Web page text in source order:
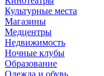
Культурные места
Магазины
Медцентры
Недвижимость
Ночные клубы
Образование
Одежда и обувь